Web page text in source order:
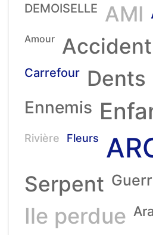
DEMOISELLE AMI
Amour Accident
Carrefour Dents
Ennemis
Rivière Fleurs
Serpent
Ile perdue